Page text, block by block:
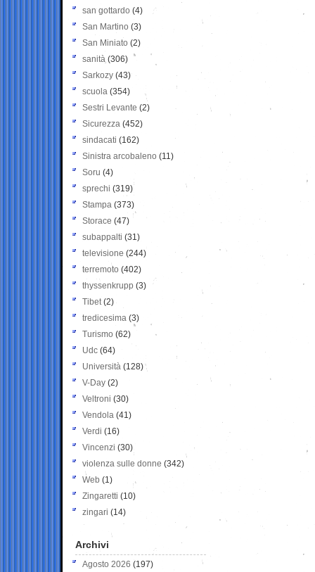
san gottardo (4)
San Martino (3)
San Miniato (2)
sanità (306)
Sarkozy (43)
scuola (354)
Sestri Levante (2)
Sicurezza (452)
sindacati (162)
Sinistra arcobaleno (11)
Soru (4)
sprechi (319)
Stampa (373)
Storace (47)
subappalti (31)
televisione(244)
terremoto (402)
thyssenkrupp (3)
Tibet(2)
tredicesima (3)
Turismo (62)
Udc (64)
Università (128)
V-Day (2)
Veltroni (30)
Vendola (41)
Verdi (16)
Vincenzi (30)
violenza sulle donne (342)
Web (1)
Zingaretti (10)
zingari (14)
Archivi
Agosto 2026 (197)